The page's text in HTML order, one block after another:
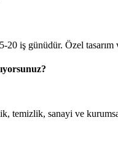
iş günüdür. Özel
temizlik, sanayi ve